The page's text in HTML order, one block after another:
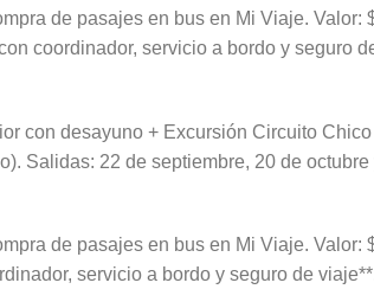
de pasajes en bus en Mi Viaje. Valor:
coordinador, servicio a bordo y seguro
con desayuno + Excursión Circuito
Salidas: 22 de septiembre, 20 de
de pasajes en bus en Mi Viaje. Valor:
servicio a bordo y seguro de